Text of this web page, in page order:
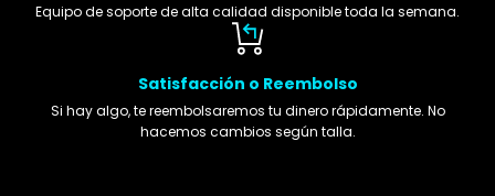
Equipo de soporte de alta calidad disponible toda la semana.
Satisfacción o Reembolso
Si hay algo, te reembolsaremos tu dinero rápidamente. No
hacemos cambios según talla.